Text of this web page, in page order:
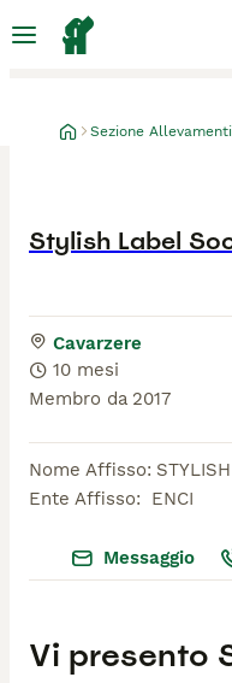
Sezione Allevamenti
Stylish Label
Cavarzere
10 mesi
Membro da 2017
Nome Affisso:
Ente Affisso: ENCI
Vi presento
Messaggio